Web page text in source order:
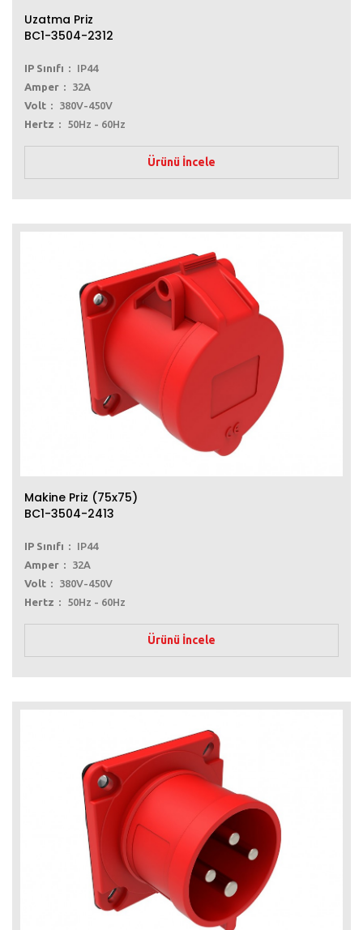
Uzatma Priz
BC1-3504-2312
IP Sınıfı
IP44
Amper
32A
Volt
380V-450V
Hertz
50Hz - 60Hz
Ürünü İncele
Makine Priz (75x75)
BC1-3504-2413
IP Sınıfı
IP44
Amper
32A
Volt
380V-450V
Hertz
50Hz - 60Hz
Ürünü İncele